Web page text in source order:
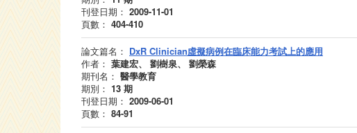
刊登日期： 2009-11-01
頁數： 404-410
論文篇名： DxR Clinician虛擬病例在臨床能力考試上的應用
作者： 葉建宏、 劉樹泉、 劉榮森
期刊名： 醫學教育
期別： 13 期
刊登日期： 2009-06-01
頁數： 84-91